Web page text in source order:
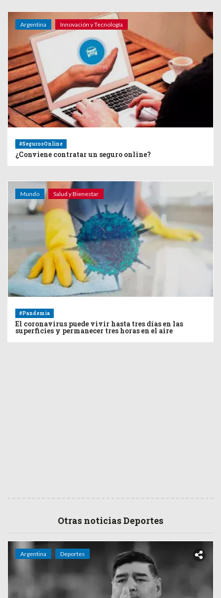
Argentina Innovación y Tecnología
#SegurosOnline
¿Conviene contratar un seguro online?
Mundo Salud y Bienestar
#Pandemia
El coronavirus puede vivir hasta tres días en las
superficies y permanecer tres horas en el aire
Otras noticias Deportes
Argentina Deportes